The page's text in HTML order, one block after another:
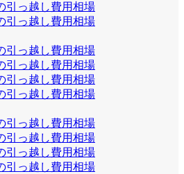
引っ越し費用相場
引っ越し費用相場
引っ越し費用相場
引っ越し費用相場
引っ越し費用相場
引っ越し費用相場
引っ越し費用相場
引っ越し費用相場
引っ越し費用相場
引っ越し費用相場